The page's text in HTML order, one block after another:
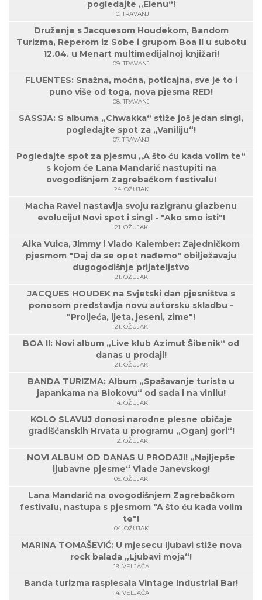
pogledajte „Elenu“!
10. TRAVANJ
Druženje s Jacquesom Houdekom, Bandom
Turizma, Reperom iz Sobe i grupom Boa II u subotu
12.04. u Menart multimedijalnoj knjižari!
09. TRAVANJ
FLUENTES: Snažna, moćna, poticajna, sve je to i
puno više od toga, nova pjesma RED!
08. TRAVANJ
SASSJA: S albuma „Chwakka“ stiže još jedan singl,
pogledajte spot za „Vaniliju“!
07. TRAVANJ
Pogledajte spot za pjesmu „A što ću kada volim te“
s kojom će Lana Mandarić nastupiti na
ovogodišnjem Zagrebačkom festivalu!
24. OŽUJAK
Macha Ravel nastavlja svoju razigranu glazbenu
evoluciju! Novi spot i singl - "Ako smo isti"!
21. OŽUJAK
Alka Vuica, Jimmy i Vlado Kalember: Zajedničkom
pjesmom "Daj da se opet nađemo" obilježavaju
dugogodišnje prijateljstvo
21. OŽUJAK
JACQUES HOUDEK na Svjetski dan pjesništva s
ponosom predstavlja novu autorsku skladbu -
"Proljeća, ljeta, jeseni, zime"!
21. OŽUJAK
BOA II: Novi album „Live klub Azimut Šibenik“ od
danas u prodaji!
21. OŽUJAK
BANDA TURIZMA: Album „Spašavanje turista u
japankama na Biokovu“ od sada i na vinilu!
14. OŽUJAK
KOLO SLAVUJ donosi narodne plesne običaje
gradišćanskih Hrvata u programu „Oganj gori“!
12. OŽUJAK
NOVI ALBUM OD DANAS U PRODAJI! „Najljepše
ljubavne pjesme“ Vlade Janevskog!
05. OŽUJAK
Lana Mandarić na ovogodišnjem Zagrebačkom
festivalu, nastupa s pjesmom "A što ću kada volim
te"!
04. OŽUJAK
MARINA TOMAŠEVIĆ: U mjesecu ljubavi stiže nova
rock balada „Ljubavi moja“!
19. VELJAČA
Banda turizma rasplesala Vintage Industrial Bar!
14. VELJAČA